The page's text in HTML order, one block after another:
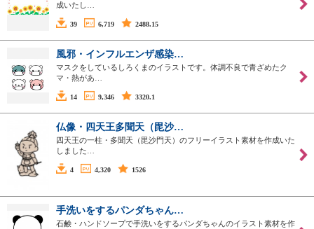
成いたし…
39 6,719 2488.15
風邪・インフルエンザ感染…
マスクをしているしろくまのイラストです。体調不良で青ざめたク
マ・熱があ…
14 9,346 3320.1
仏像・四天王多聞天（毘沙…
四天王の一柱・多聞天（毘沙門天）のフリーイラスト素材を作成いた
しました…
4 4,320 1526
手洗いをするパンダちゃん…
石鹸・ハンドソープで手洗いをするパンダちゃんのイラスト素材を作